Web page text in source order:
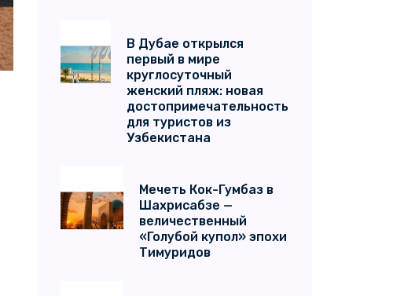
В Дубае открылся
первый в мире
круглосуточный
женский пляж: новая
достопримечательность
для туристов из
Узбекистана
Мечеть Кок-Гумбаз в
Шахрисабзе —
величественный
«Голубой купол» эпохи
Тимуридов